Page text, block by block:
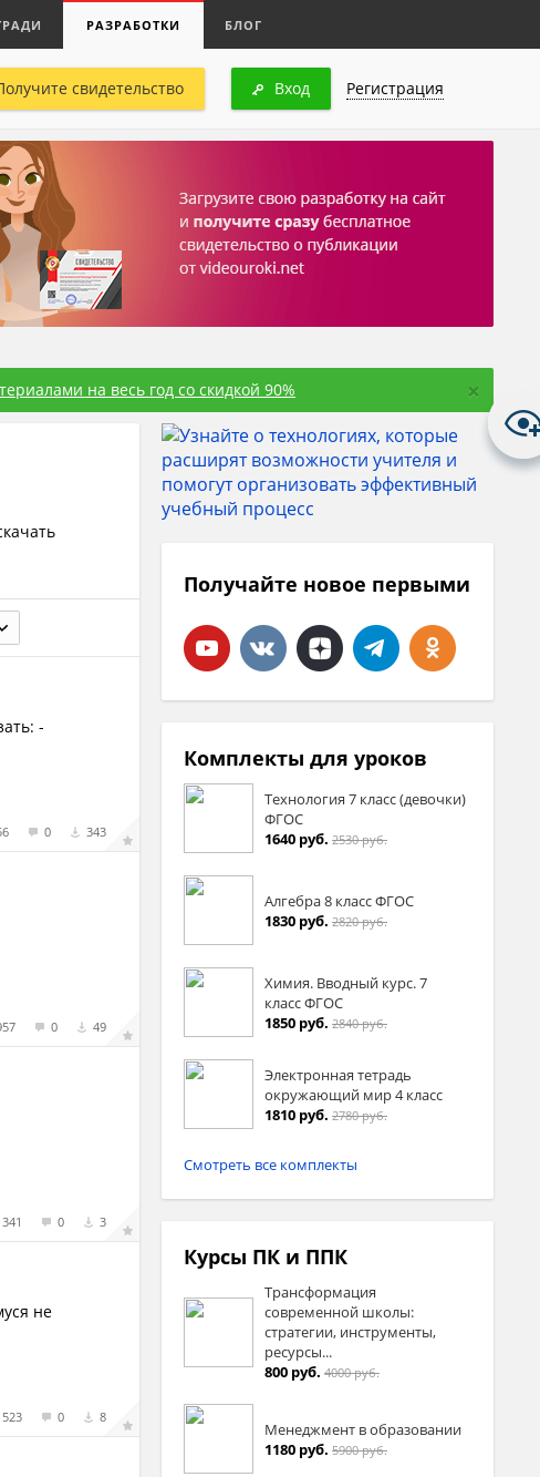
РАЗРАБОТКИ БЛОГ
свидетельство Вход Регистрация
на весь год со скидкой 90% ×
-
0 343
0 49
341 0 3
не
523 0 8
Получайте новое первыми
Комплекты для уроков
Технология 7 класс (девочки)
ФГОС
1640 руб. 2530 руб.
Алгебра 8 класс ФГОС
1830 руб. 2820 руб.
Химия. Вводный курс. 7
класс ФГОС
1850 руб. 2840 руб.
Электронная тетрадь
окружающий мир 4 класс
1810 руб. 2780 руб.
Смотреть все комплекты
Курсы ПК и ППК
Трансформация
современной школы:
стратегии, инструменты,
ресурсы...
800 руб. 4000 руб.
Менеджмент в образовании
1180 руб. 5900 руб.